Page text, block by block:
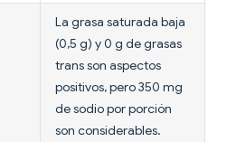
La grasa saturada baja
(0,5 g) y 0 g de grasas
trans son aspectos
positivos, pero 350 mg
de sodio por porción
son considerables.